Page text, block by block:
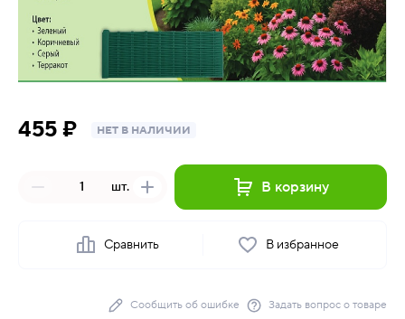
455 ₽ НЕТ В НАЛИЧИИ
шт. В корзину
Сравнить В избранное
Сообщить об ошибке Задать вопрос о товаре